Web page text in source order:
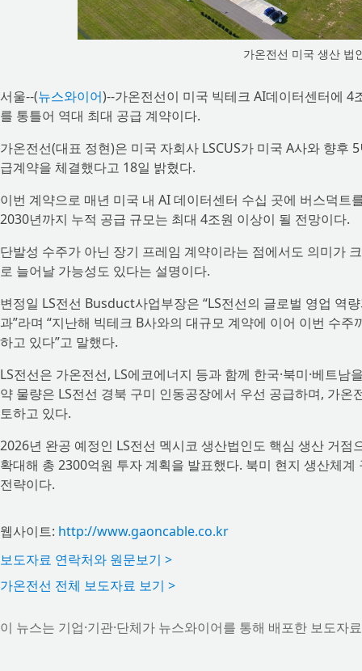
가온전선 미국 생산 법
서울--(뉴스와이어)--가온전선이 미국 빅테크 AI데이터센터에 4
를 통틀어 역대 최대 공급 계약이다.
가온전선(대표 정현)은 미국 자회사 LSCUS가 미국 A사와 향
급계약을 체결했다고 18일 밝혔다.
이번 계약으로 매년 미국 내 AI 데이터센터 수십 곳에 버스덕트
2030년까지 누적 공급 규모는 최대 4조원 이상이 될 전망이다.
단발성 수주가 아닌 장기 프레임 계약이라는 점에서도 의미가
로 늘어날 가능성도 있다는 설명이다.
변정일 LS전선 Busduct사업부장은 “LS전선의 글로벌 영업 역
과”라며 “지난해 빅테크 B사와의 대규모 계약에 이어 이번 수
하고 있다”고 말했다.
LS전선은 가온전선, LS에코에너지 등과 함께 한국·북미·베트
약 물량은 LS전선 경북 구미 인동공장에서 우선 공급하며, 가
토하고 있다.
2026년 완공 예정인 LS전선 멕시코 생산법인도 핵심 생산 거
확대해 총 2300억원 투자 계획을 발표했다. 북미 현지 생산체
전략이다.
웹사이트: http://www.gaoncable.co.kr
보도자료 연락처와 원문보기 >
가온전선 전체 보도자료 보기 >
이 뉴스는 기업·기관·단체가 뉴스와이어를 통해 배포한 보도자